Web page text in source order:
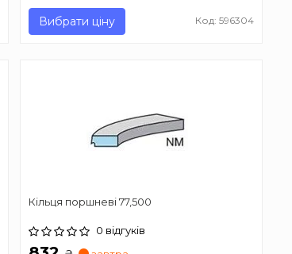
Вибрати ціну Код: 596304
Кільця поршневі 77,500
0 відгуків